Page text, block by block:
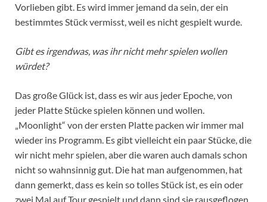
Vorlieben gibt. Es wird immer jemand da sein, der ein
bestimmtes Stück vermisst, weil es nicht gespielt wurde.
Gibt es irgendwas, was ihr nicht mehr spielen wollen
würdet?
Das große Glück ist, dass es wir aus jeder Epoche, von
jeder Platte Stücke spielen können und wollen.
„Moonlight“ von der ersten Platte packen wir immer mal
wieder ins Programm. Es gibt vielleicht ein paar Stücke, die
wir nicht mehr spielen, aber die waren auch damals schon
nicht so wahnsinnig gut. Die hat man aufgenommen, hat
dann gemerkt, dass es kein so tolles Stück ist, es ein oder
zwei Mal auf Tour gespielt und dann sind sie rausgeflogen.